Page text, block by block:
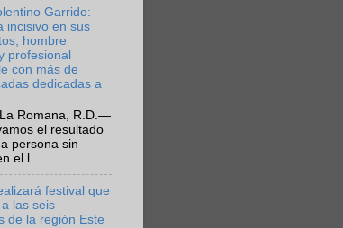
Garrido:
incisivo en sus
hombre
profesional
con más de
dedicadas a
Romana, R.D.—
el resultado
persona sin
el l...
festival que
las seis
de la región Este